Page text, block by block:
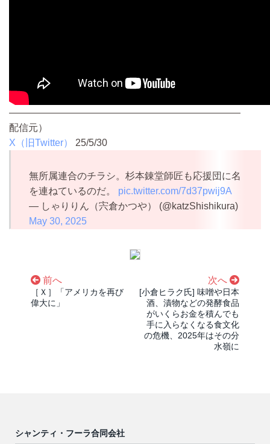
————————————————————————
配信元）
X（旧Twitter）
25/5/30
無所属連合のチラシ。杉本錬堂師匠も応援団に名
を連ねているのだ。 pic.twitter.com/7d37pwij9A
— しゃりりん（宍倉かつや） (@katzShishikura)
May 30, 2025
前へ
［Ｘ］「アメリカを再び
偉大に」
次へ
[小倉ヒラク氏] 味噌や日本
酒、漬物などの発酵食品
がいくらお金を積んでも
手に入らなくなる食文化
の危機、2025年はその分
水嶺に
シャンティ・フーラ合同会社